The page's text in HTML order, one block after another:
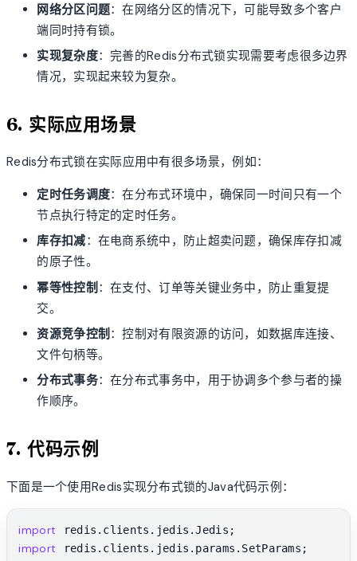
网络分区问题：在网络分区的情况下，可能导致多个客户
端同时持有锁。
实现复杂度：完善的Redis分布式锁实现需要考虑很多边界
情况，实现起来较为复杂。
6. 实际应用场景
Redis分布式锁在实际应用中有很多场景，例如：
定时任务调度：在分布式环境中，确保同一时间只有一个
节点执行特定的定时任务。
库存扣减：在电商系统中，防止超卖问题，确保库存扣减
的原子性。
幂等性控制 ：在支付、订单等关键业务中，防止重复提
交。
资源竞争控制 ：控制对有限资源的访问，如数据库连接、
文件句柄等。
分布式事务：在分布式事务中，用于协调多个参与者的操
作顺序。
7. 代码示例
下面是一个使用Redis实现分布式锁的Java代码示例：
import
import redis.clients.jedis.params.SetParams;